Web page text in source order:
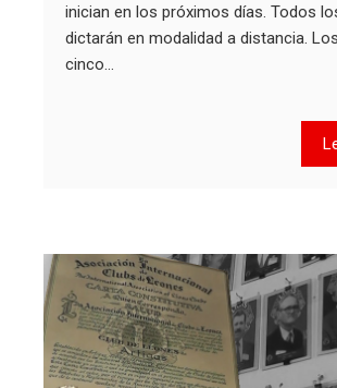
inician en los próximos días. Todos
dictarán en modalidad a distancia.
cinco…